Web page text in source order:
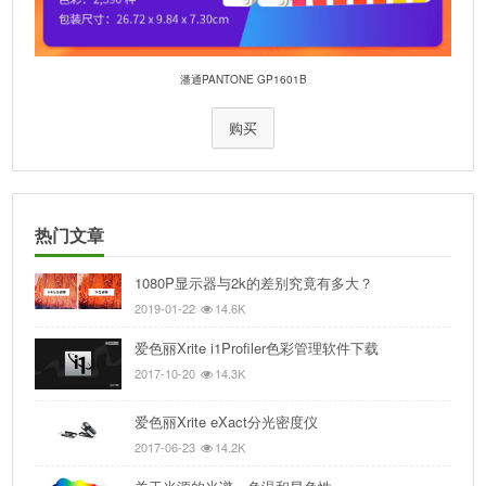
潘通PANTONE GP1601B
购买
热门文章
1080P显示器与2k的差别究竟有多大？
2019-01-22 14.6K
爱色丽Xrite i1Profiler色彩管理软件下载
2017-10-20 14.3K
爱色丽Xrite eXact分光密度仪
2017-06-23 14.2K